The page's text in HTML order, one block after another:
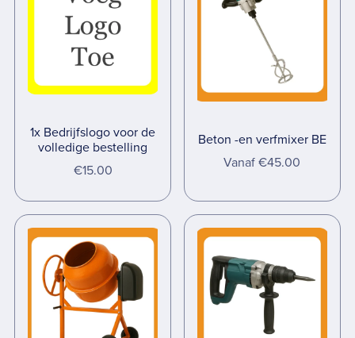
1x Bedrijfslogo voor de
volledige bestelling
€15.00
Beton -en verfmixer BE
Vanaf €45.00